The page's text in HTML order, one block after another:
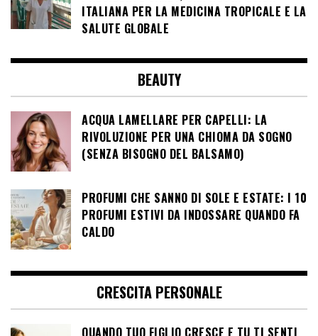
ITALIANA PER LA MEDICINA TROPICALE E LA
SALUTE GLOBALE
BEAUTY
ACQUA LAMELLARE PER CAPELLI: LA
RIVOLUZIONE PER UNA CHIOMA DA SOGNO
(SENZA BISOGNO DEL BALSAMO)
PROFUMI CHE SANNO DI SOLE E ESTATE: I 10
PROFUMI ESTIVI DA INDOSSARE QUANDO FA
CALDO
CRESCITA PERSONALE
QUANDO TUO FIGLIO CRESCE E TU TI SENTI